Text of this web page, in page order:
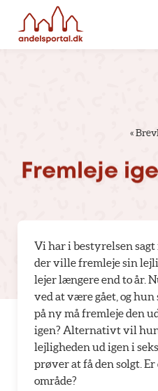
«
Fremleje
Vi har i bestyrelsen
der ville fremleje sin
lejer længere end to år.
ved at være gået, og
på ny må fremleje den
igen? Alternativt vil
lejligheden ud igen i
prøver at få den solgt.
område?